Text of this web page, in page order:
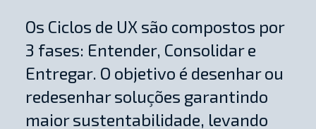
Os Ciclos de UX são compostos por
3 fases: Entender, Consolidar e
Entregar. O objetivo é desenhar ou
redesenhar soluções garantindo
maior sustentabilidade, levando